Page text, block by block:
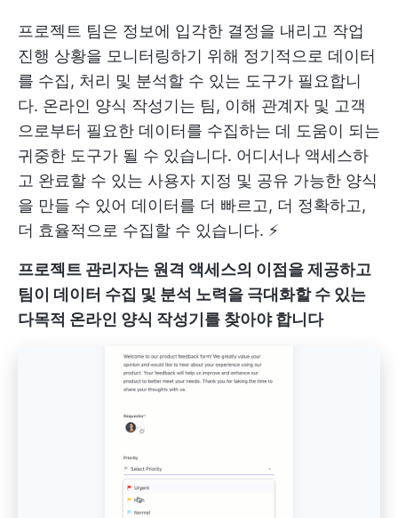
프로젝트 팀은 정보에 입각한 결정을 내리고 작업
진행 상황을 모니터링하기 위해 정기적으로 데이터
를 수집, 처리 및 분석할 수 있는 도구가 필요합니
다. 온라인 양식 작성기는 팀, 이해 관계자 및 고객
으로부터 필요한 데이터를 수집하는 데 도움이 되는
귀중한 도구가 될 수 있습니다. 어디서나 액세스하
고 완료할 수 있는 사용자 지정 및 공유 가능한 양식
을 만들 수 있어 데이터를 더 빠르고, 더 정확하고,
더 효율적으로 수집할 수 있습니다. ⚡️
프로젝트 관리자는 원격 액세스의 이점을 제공하고
팀이 데이터 수집 및 분석 노력을 극대화할 수 있는
다목적 온라인 양식 작성기를 찾아야 합니다